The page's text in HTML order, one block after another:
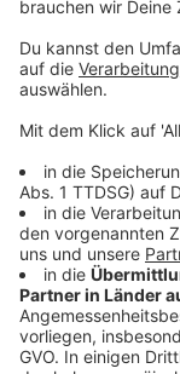
Anzeige